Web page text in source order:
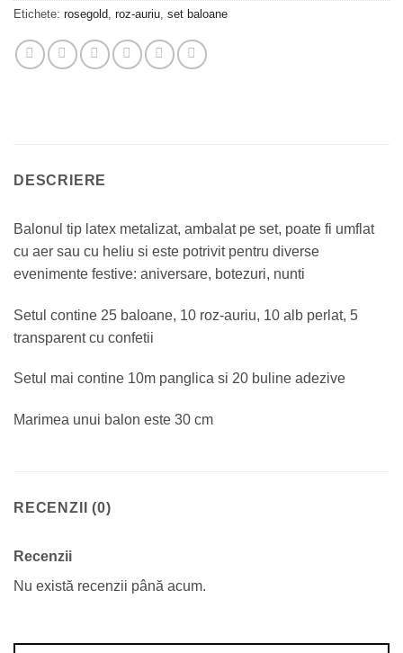
Etichete: rosegold roz-auriu set baloane
DESCRIERE
Balonul tip latex metalizat, ambalat pe set, poate fi umflat
cu aer sau cu heliu si este potrivit pentru diverse
evenimente festive: aniversare, botezuri, nunti
Setul contine 25 baloane, 10 roz-auriu, 10 alb perlat, 5
transparent cu confetii
Setul mai contine 10m panglica si 20 buline adezive
Marimea unui balon este 30 cm
RECENZII (0)
Recenzii
Nu există recenzii până acum.